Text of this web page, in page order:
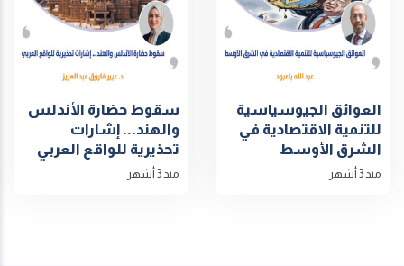
العوائق الجيوسياسية
للتنمية الاقتصادية في
الشرق الأوسط
منذ 3 أشهر
سقوط حضارة الأندلس
والهند... إشارات
تحذيرية للواقع العربي
منذ 3 أشهر